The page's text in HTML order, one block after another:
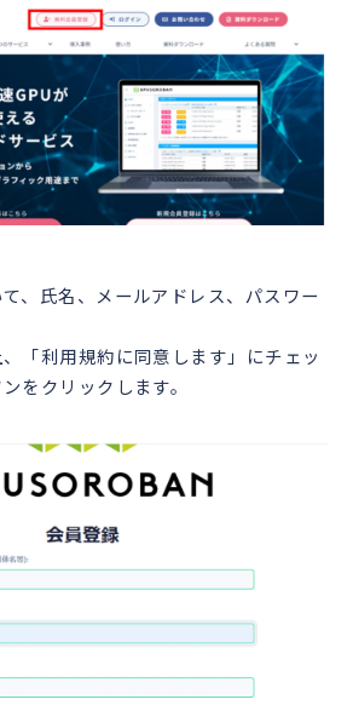
、氏名、メールアドレス、パスワー
「利用規約に同意します」にチェッ
をクリックします。